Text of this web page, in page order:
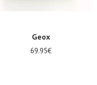
Geox
69.95€